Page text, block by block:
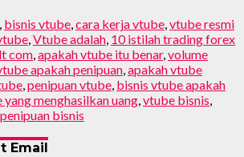
, bisnis vtube,cara kerja vtube,vtube resmi
,Vtube adalah, 10 istilah trading forex
com,apakah vtube itu benar,volume
apakah penipuan,apakah vtube
,penipuan vtube, bisnis vtube apakah
menghasilkan uang,vtube bisnis,
bisnis
Email